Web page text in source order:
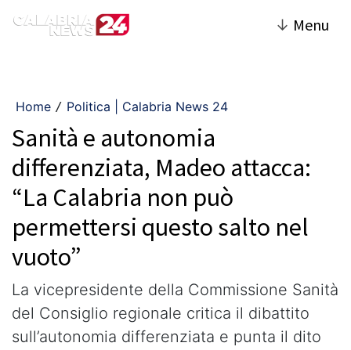
↓ Menu
Home / Politica | Calabria News 24
Sanità e autonomia
differenziata, Madeo attacca:
“La Calabria non può
permettersi questo salto nel
vuoto”
La vicepresidente della Commissione Sanità
del Consiglio regionale critica il dibattito
sull’autonomia differenziata e punta il dito